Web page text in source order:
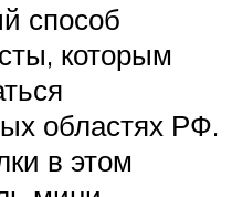
способ
которым
областях РФ.
в этом